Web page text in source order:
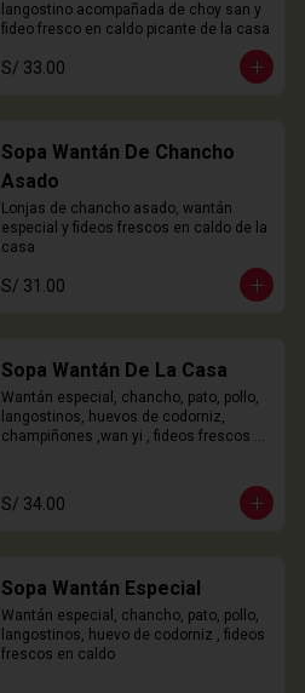
langostino acompañada de choy san y
fideo fresco en caldo picante de la casa
S/ 33.00
Sopa Wantán De Chancho
Asado
Lonjas de chancho asado, wantán
especial y fideos frescos en caldo de la
casa
S/ 31.00
Sopa Wantán De La Casa
Wantán especial, chancho, pato, pollo,
langostinos, huevos de codorniz,
champiñones ,wan yi , fideos frescos
S/ 34.00
Sopa Wantán Especial
Wantán especial, chancho, pato, pollo,
langostinos, huevo de codorniz , fideos
frescos en caldo